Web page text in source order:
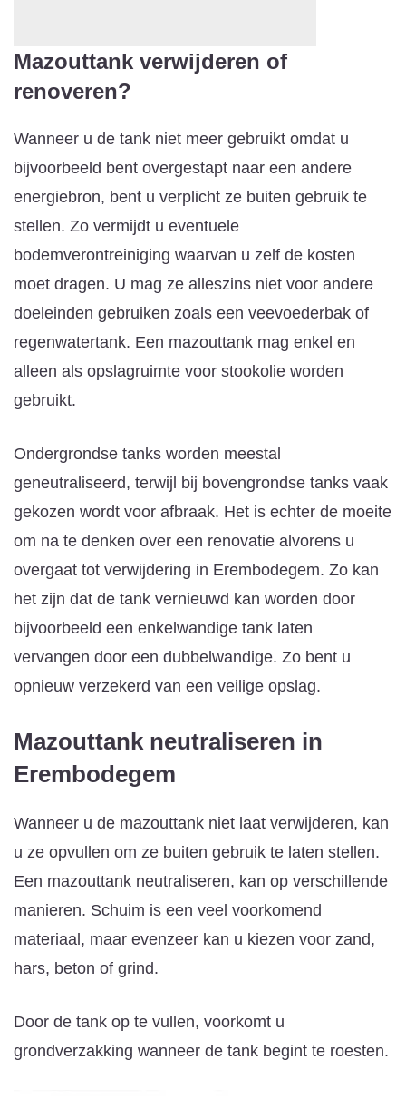
Mazouttank verwijderen of
renoveren?
Wanneer u de tank niet meer gebruikt omdat u
bijvoorbeeld bent overgestapt naar een andere
energiebron, bent u verplicht ze buiten gebruik te
stellen. Zo vermijdt u eventuele
bodemverontreiniging waarvan u zelf de kosten
moet dragen. U mag ze alleszins niet voor andere
doeleinden gebruiken zoals een veevoederbak of
regenwatertank. Een mazouttank mag enkel en
alleen als opslagruimte voor stookolie worden
gebruikt.
Ondergrondse tanks worden meestal
geneutraliseerd, terwijl bij bovengrondse tanks vaak
gekozen wordt voor afbraak. Het is echter de moeite
om na te denken over een renovatie alvorens u
overgaat tot verwijdering in Erembodegem. Zo kan
het zijn dat de tank vernieuwd kan worden door
bijvoorbeeld een enkelwandige tank laten
vervangen door een dubbelwandige. Zo bent u
opnieuw verzekerd van een veilige opslag.
Mazouttank neutraliseren in
Erembodegem
Wanneer u de mazouttank niet laat verwijderen, kan
u ze opvullen om ze buiten gebruik te laten stellen.
Een mazouttank neutraliseren, kan op verschillende
manieren. Schuim is een veel voorkomend
materiaal, maar evenzeer kan u kiezen voor zand,
hars, beton of grind.
Door de tank op te vullen, voorkomt u
grondverzakking wanneer de tank begint te roesten.